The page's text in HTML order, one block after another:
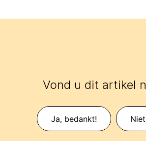
Vond u dit artikel
Ja, bedankt!